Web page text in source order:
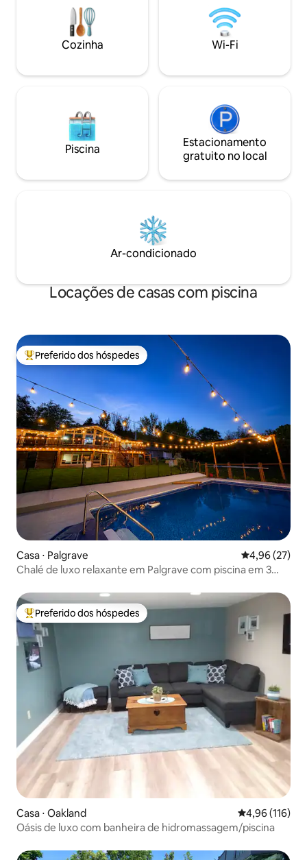
tabuleiro, projetor 4K (streaming pelo
Google Chromecast) para mídia/filmes
em tela grande, geladeira para vinhos,
bar de café espresso, geladeira com
piso aquecido. IMPORTANTE: Vocês
elegância. ✔ Churrasco ✔ Ao lado do
Clube de Golfe
Hall (Relais &
dining),
acesso
Cozinha Wi-Fi
Piscina
Estacionamento
gratuito no local
Ar-condicionado
Locações de casas com piscina
Entre os melhores preferidos dos hóspedes
Preferido dos hóspedes
Casa ⋅ Palgrave 4,96 de uma
4,96 (27)
Chalé de luxo relaxante em Palgrave com piscina em 3
Entre os melhores preferidos dos hóspedes
Preferido dos hóspedes
Casa ⋅ Oakland 4,96 de uma
4,96 (116)
Oásis de luxo com banheira de hidromassagem/piscina